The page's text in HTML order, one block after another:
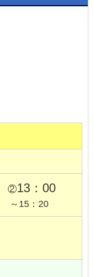
②13：00
～15：20